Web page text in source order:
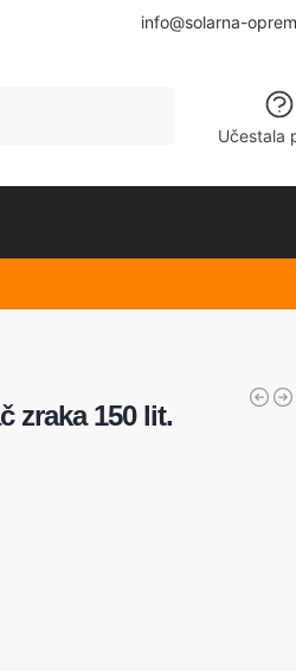
info@solarna-
Učestala
zraka 150 lit.